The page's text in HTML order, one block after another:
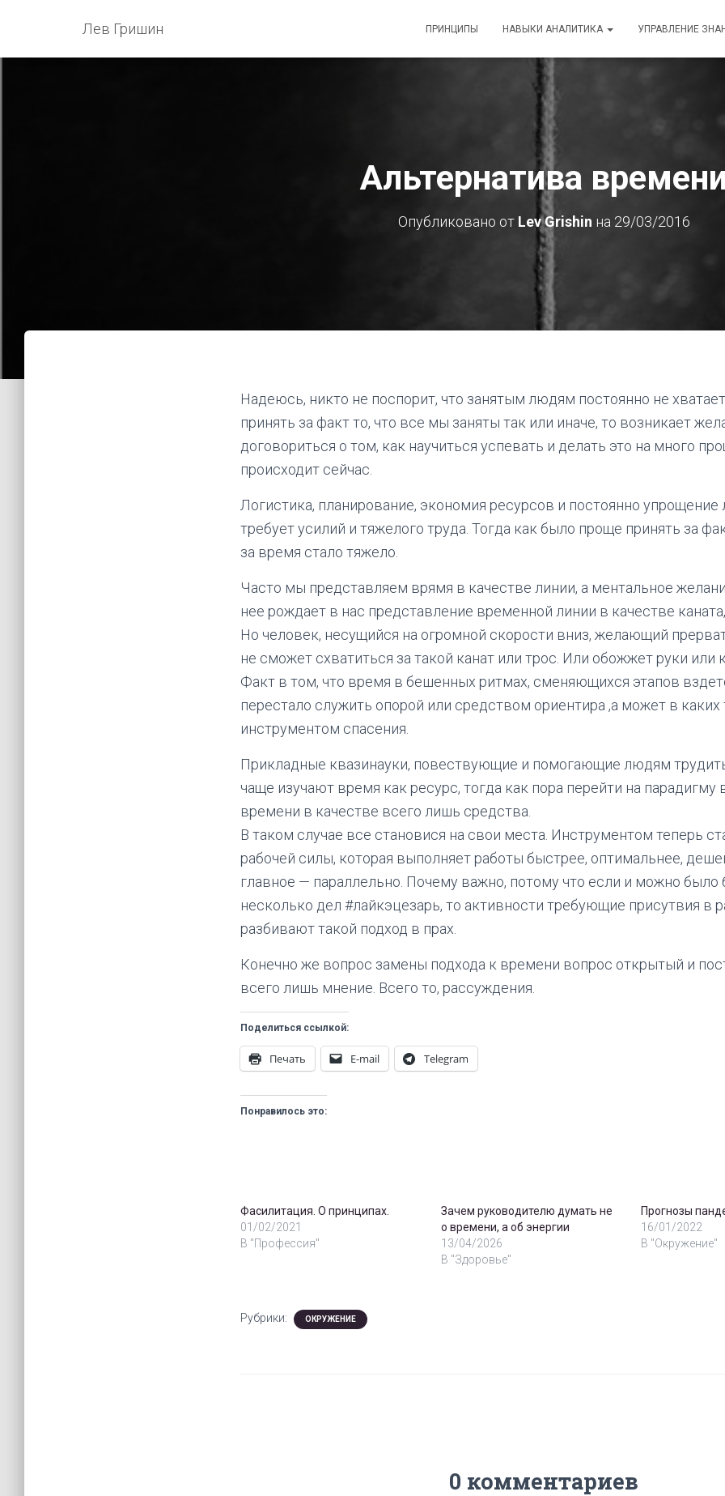
Лев Гришин ПРИНЦИПЫ НАВЫКИ АНАЛИТИКА УПРАВЛЕНИЕ
Альтернатива
Опубликовано от Lev Grishin на 29/03/2016
Надеюсь, никто не поспорит, что занятым людям постоянно не
принять за факт то, что все мы заняты так или иначе, то возникает
договориться о том, как научиться успевать и делать это на много
происходит сейчас.
Логистика, планирование, экономия ресурсов и постоянно
требует усилий и тяжелого труда. Тогда как было проще принять за
за время стало тяжело.
Часто мы представляем врямя в качестве линии, а ментальное
нее рождает в нас представление временной линии в качестве
Но человек, несущийся на огромной скорости вниз, желающий
не сможет схватиться за такой канат или трос. Или обожжет руки или
Факт в том, что время в бешенных ритмах, сменяющихся этапов
перестало служить опорой или средством ориентира ,а может в каких
инструментом спасения.
Прикладные квазинауки, повествующие и помогающие людям
чаще изучают время как ресурс, тогда как пора перейти на парадигму
времени в качестве всего лишь средства.
В таком случае все становися на свои места. Инструментом теперь
рабочей силы, которая выполняет работы быстрее, оптимальнее,
главное — параллельно. Почему важно, потому что если и можно было
несколько дел #лайкэцезарь, то активности требующие присутвия в
разбивают такой подход в прах.
Конечно же вопрос замены подхода к времени вопрос открытый и
всего лишь мнение. Всего то, рассуждения.
Поделиться ссылкой:
Печать E-mail Telegram
Понравилось это:
Фасилитация. О принципах.
01/02/2021
В "Профессия"
Зачем руководителю думать не
о времени, а об энергии
13/04/2026
В "Здоровье"
Прогнозы
16/01/2022
В "Окружение"
Рубрики: ОКРУЖЕНИЕ
0 комментариев